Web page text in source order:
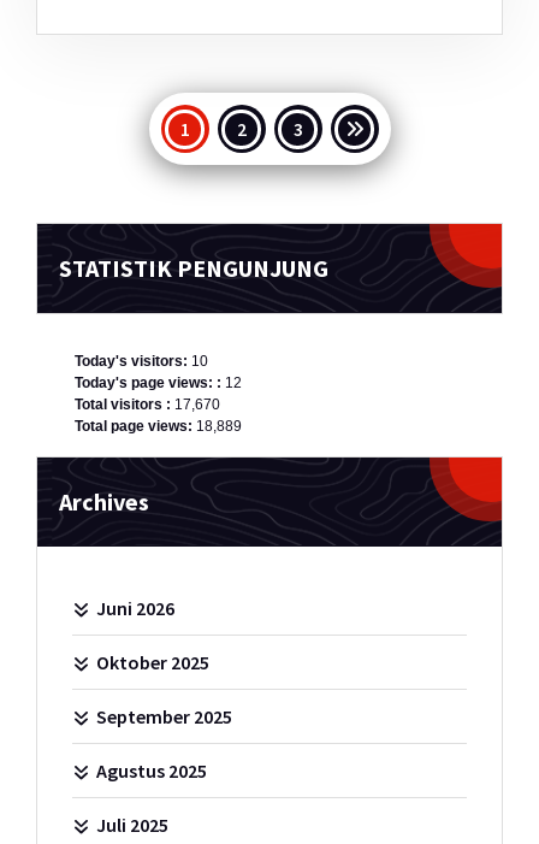
Paginasi
pos
1 2 3
STATISTIK PENGUNJUNG
Today's visitors: 10
Today's page views: : 12
Total visitors : 17,670
Total page views: 18,889
Archives
Juni 2026
Oktober 2025
September 2025
Agustus 2025
Juli 2025